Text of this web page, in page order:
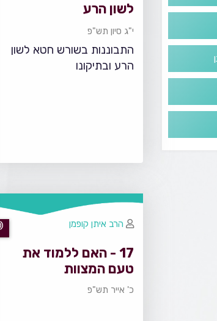
לשון הרע
י"ג סיון תש"פ
התבוננות בשורש חטא לשון
הרע ובתיקונו
17 - האם ללמוד את
טעם המצוות
כ' אייר תש"פ
הרב איתן קופמן